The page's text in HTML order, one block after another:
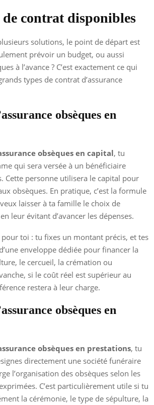
de contrat disponibles
solutions, le point de départ est
prévoir un budget, ou aussi
à l’avance ? C’est exactement ce qui
types de contrat d’assurance
obsèques en
obsèques en capital, tu
qui sera versée à un bénéficiaire
Cette personne utilisera le capital pour
obsèques. En pratique, c’est la formule
laisser à ta famille le choix de
leur évitant d’avancer les dépenses.
pour toi : tu fixes un montant précis, et tes
enveloppe dédiée pour financer la
le cercueil, la crémation ou
si le coût réel est supérieur au
restera à leur charge.
obsèques en
obsèques en prestations, tu
directement une société funéraire
l’organisation des obsèques selon les
C’est particulièrement utile si tu
la cérémonie, le type de sépulture, la